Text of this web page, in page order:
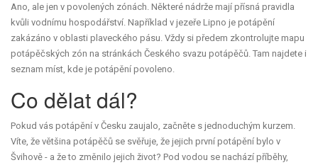
Ano, ale jen v povolených zónách. Některé nádrže mají přísná pravidla
kvůli vodnímu hospodářství. Například v jezeře Lipno je potápění
zakázáno v oblasti plaveckého pásu. Vždy si předem zkontrolujte mapu
potápěčských zón na stránkách Českého svazu potápěčů. Tam najdete i
seznam míst, kde je potápění povoleno.
Co dělat dál?
Pokud vás potápění v Česku zaujalo, začněte s jednoduchým kurzem.
Víte, že většina potápěčů se svěřuje, že jejich první potápění bylo v
Švihově - a že to změnilo jejich život? Pod vodou se nachází příběhy,